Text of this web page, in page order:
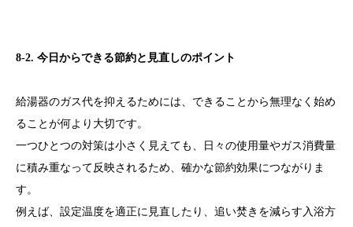
8-2. 今日からできる節約と見直しのポイント
給湯器のガス代を抑えるためには、できることから無理なく始め
ることが何より大切です。
一つひとつの対策は小さく見えても、日々の使用量やガス消費量
に積み重なって反映されるため、確かな節約効果につながりま
す。
例えば、設定温度を適正に見直したり、追い焚きを減らす入浴方